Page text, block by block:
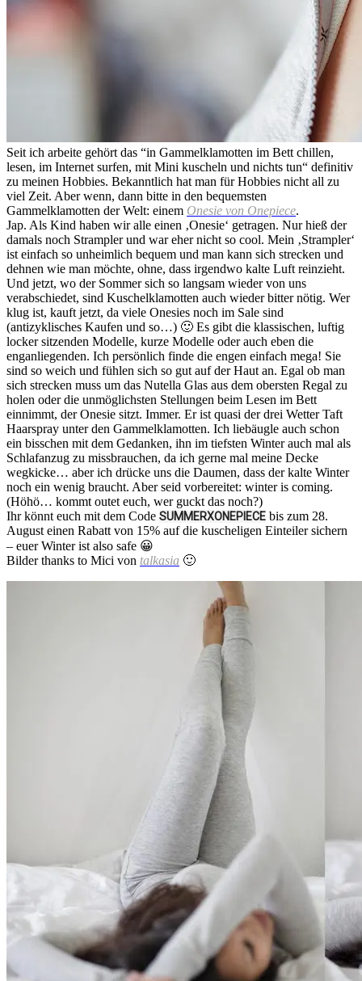
Seit ich arbeite gehört das “in Gammelklamotten im Bett chillen,
lesen, im Internet surfen, mit Mini kuscheln und nichts tun“ definitiv
zu meinen Hobbies. Bekanntlich hat man für Hobbies nicht all zu
viel Zeit. Aber wenn, dann bitte in den bequemsten
Gammelklamotten der Welt: einem Onesie von Onepiece.
Jap. Als Kind haben wir alle einen ‚Onesie‘ getragen. Nur hieß der
damals noch Strampler und war eher nicht so cool. Mein ‚Strampler‘
ist einfach so unheimlich bequem und man kann sich strecken und
dehnen wie man möchte, ohne, dass irgendwo kalte Luft reinzieht.
Und jetzt, wo der Sommer sich so langsam wieder von uns
verabschiedet, sind Kuschelklamotten auch wieder bitter nötig. Wer
klug ist, kauft jetzt, da viele Onesies noch im Sale sind
(antizyklisches Kaufen und so…) 🙂 Es gibt die klassischen, luftig
locker sitzenden Modelle, kurze Modelle oder auch eben die
enganliegenden. Ich persönlich finde die engen einfach mega! Sie
sind so weich und fühlen sich so gut auf der Haut an. Egal ob man
sich strecken muss um das Nutella Glas aus dem obersten Regal zu
holen oder die unmöglichsten Stellungen beim Lesen im Bett
einnimmt, der Onesie sitzt. Immer. Er ist quasi der drei Wetter Taft
Haarspray unter den Gammelklamotten. Ich liebäugle auch schon
ein bisschen mit dem Gedanken, ihn im tiefsten Winter auch mal als
Schlafanzug zu missbrauchen, da ich gerne mal meine Decke
wegkicke… aber ich drücke uns die Daumen, dass der kalte Winter
noch ein wenig braucht. Aber seid vorbereitet: winter is coming.
(Höhö… kommt outet euch, wer guckt das noch?)
Ihr könnt euch mit dem Code SUMMERXONEPIECE bis zum 28.
August einen Rabatt von 15% auf die kuscheligen Einteiler sichern
– euer Winter ist also safe 😀
Bilder thanks to Mici von talkasia 🙂